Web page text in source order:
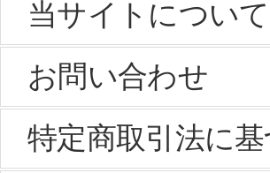
当サイトについて
お問い合わせ
特定商取引法に